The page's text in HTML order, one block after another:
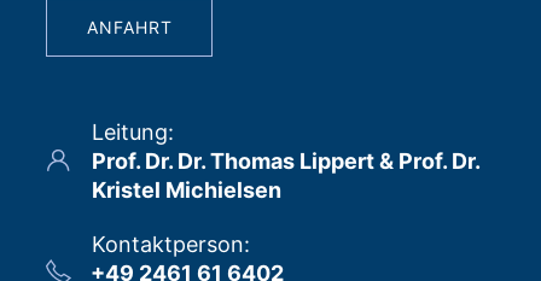
ANFAHRT
Leitung:
Prof. Dr. Dr. Thomas Lippert & Prof. Dr.
Kristel Michielsen
Kontaktperson:
+49 2461 61 6402